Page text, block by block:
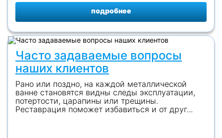
подробнее
Часто задаваемые вопросы
наших клиентов
Рано или поздно, на каждой металлической
ванне становятся видны следы эксплуатации,
потертости, царапины или трещины.
Реставрация поможет избавиться и от друг...